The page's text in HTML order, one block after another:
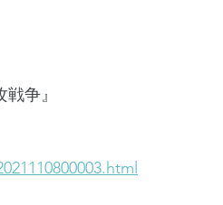
争』